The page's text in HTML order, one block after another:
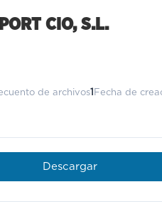
CIO, S.L.
de archivos1 Fecha de
Descargar